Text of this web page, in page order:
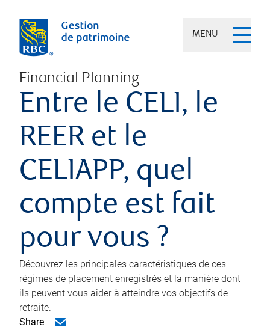
MENU
Financial Planning
Entre le CELI, le
REER et le
CELIAPP, quel
compte est fait
pour vous ?
Découvrez les principales caractéristiques de ces
régimes de placement enregistrés et la manière dont
ils peuvent vous aider à atteindre vos objectifs de
retraite.
Share